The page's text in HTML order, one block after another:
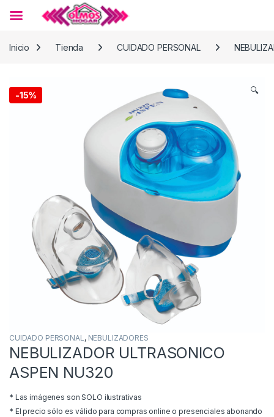
Inicio
Tienda CUIDADO PERSONAL
-15% 🔍
CUIDADO PERSONAL, NEBULIZADORES
NEBULIZADOR ULTRASONICO
ASPEN NU320
* Las imágenes son SOLO ilustrativas
* El precio sólo es válido para compras online o presenciales abonando